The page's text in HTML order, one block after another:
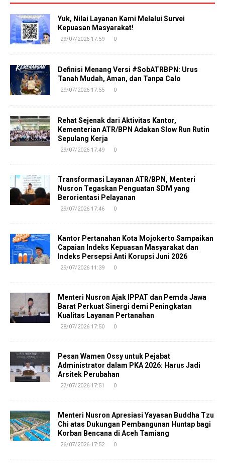
Yuk, Nilai Layanan Kami Melalui Survei
Kepuasan Masyarakat!
29/07/2026 17:59 0
Definisi Menang Versi #SobATRBPN: Urus
Tanah Mudah, Aman, dan Tanpa Calo
29/07/2026 17:55 0
Rehat Sejenak dari Aktivitas Kantor,
Kementerian ATR/BPN Adakan Slow Run Rutin
Sepulang Kerja
29/07/2026 17:49 0
Transformasi Layanan ATR/BPN, Menteri
Nusron Tegaskan Penguatan SDM yang
Berorientasi Pelayanan
29/07/2026 17:46 0
Kantor Pertanahan Kota Mojokerto Sampaikan
Capaian Indeks Kepuasan Masyarakat dan
Indeks Persepsi Anti Korupsi Juni 2026
29/07/2026 11:39 0
Menteri Nusron Ajak IPPAT dan Pemda Jawa
Barat Perkuat Sinergi demi Peningkatan
Kualitas Layanan Pertanahan
28/07/2026 17:50 0
Pesan Wamen Ossy untuk Pejabat
Administrator dalam PKA 2026: Harus Jadi
Arsitek Perubahan
27/07/2026 17:51 0
Menteri Nusron Apresiasi Yayasan Buddha Tzu
Chi atas Dukungan Pembangunan Huntap bagi
Korban Bencana di Aceh Tamiang
26/07/2026 17:52 0